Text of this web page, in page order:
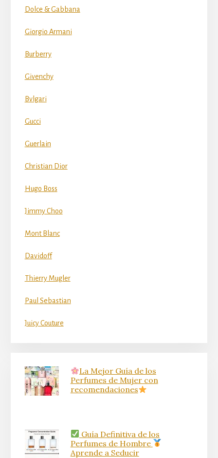
Dolce & Gabbana
Giorgio Armani
Burberry
Givenchy
Bvlgari
Gucci
Guerlain
Christian Dior
Hugo Boss
Jimmy Choo
Mont Blanc
Davidoff
Thierry Mugler
Paul Sebastian
Juicy Couture
La Mejor Guía de los
Perfumes de Mujer con
recomendaciones
Guía Definitiva de los
Perfumes de Hombre
Aprende a Seducir